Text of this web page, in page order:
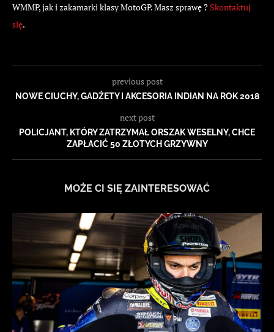
WMMP, jak i zakamarki klasy MotoGP. Masz sprawę ? Skontaktuj
się.
previous post
NOWE CIUCHY, GADŻETY I AKCESORIA INDIAN NA ROK 2018
next post
POLICJANT, KTÓRY ZATRZYMAŁ ORSZAK WESELNY, CHCE
ZAPŁACIĆ 50 ZŁOTYCH GRZYWNY
MOŻE CI SIĘ ZAINTERESOWAĆ